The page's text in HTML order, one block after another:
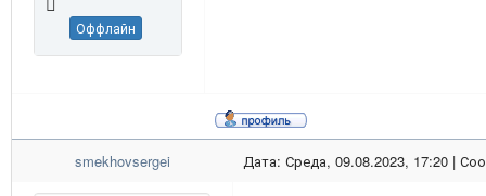
Оффлайн
smekhovsergei Дата: Среда, 09.08.2023, 17:20 |